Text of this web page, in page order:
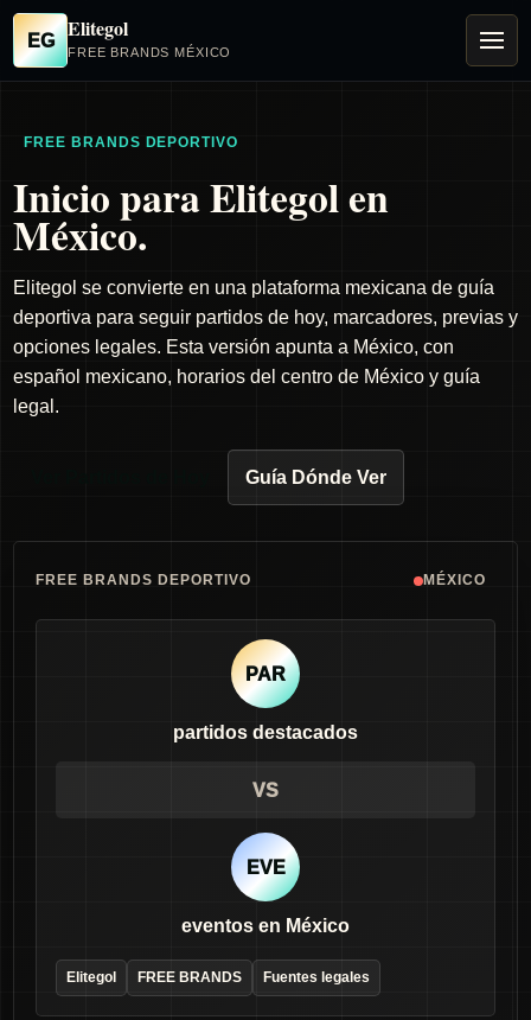
EG Elitegol
FREE BRANDS MÉXICO
FREE BRANDS DEPORTIVO
Inicio para Elitegol en
México.
Elitegol se convierte en una plataforma mexicana de guía
deportiva para seguir partidos de hoy, marcadores, previas y
opciones legales. Esta versión apunta a México, con
español mexicano, horarios del centro de México y guía
legal.
Guía Dónde Ver
FREE BRANDS DEPORTIVO MÉXICO
PAR
partidos destacados
VS
EVE
eventos en México
Elitegol FREE BRANDS Fuentes legales